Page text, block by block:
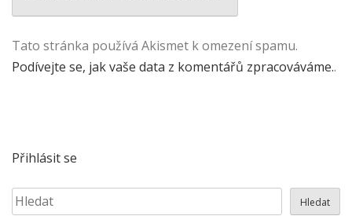
Tato stránka používá Akismet k omezení spamu.
Podívejte se, jak vaše data z komentářů zpracováváme..
Přihlásit se
Hledat Hledat